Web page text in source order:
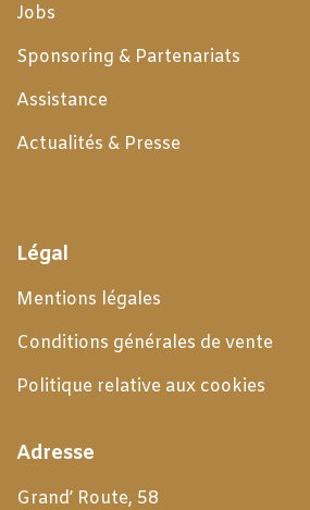
Jobs
Sponsoring & Partenariats
Assistance
Actualités & Presse
Légal
Mentions légales
Conditions générales de vente
Politique relative aux cookies
Adresse
Grand’ Route, 58